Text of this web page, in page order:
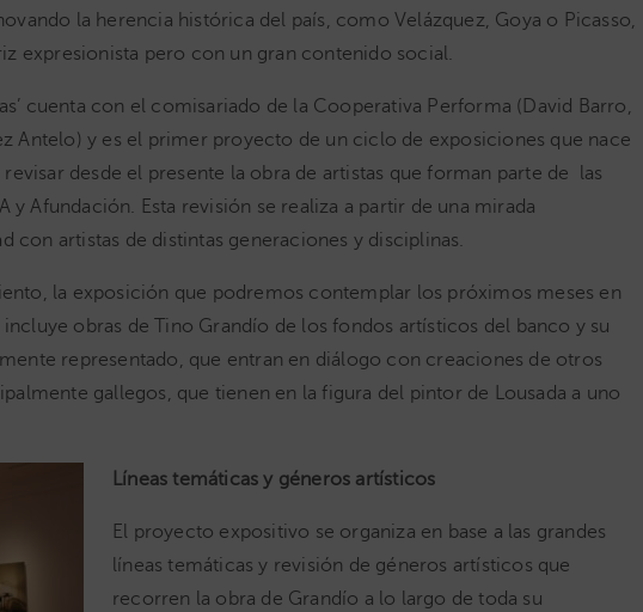
la herencia histórica del país, como Velázquez, Goya o Picasso,
expresionista pero con un gran contenido social.
cuenta con el comisariado de la Cooperativa Performa (David Barro,
Antelo) y es el primer proyecto de un ciclo de exposiciones que nace
desde el presente la obra de artistas que forman parte de las
y Afundación. Esta revisión se realiza a partir de una mirada
con artistas de distintas generaciones y disciplinas.
la exposición que podremos contemplar los próximos meses en
obras de Tino Grandío de los fondos artísticos del banco y su
representado, que entran en diálogo con creaciones de otros
gallegos, que tienen en la figura del pintor de Lousada a uno
Líneas temáticas y géneros artísticos
El proyecto expositivo se organiza en base a las grandes
líneas temáticas y revisión de géneros artísticos que
recorren la obra de Grandío a lo largo de toda su